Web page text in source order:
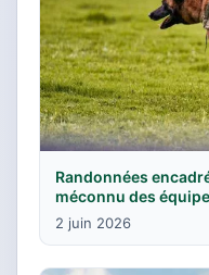
Randonnées
méconnu des
2 juin 2026